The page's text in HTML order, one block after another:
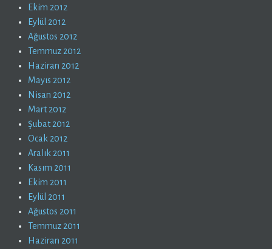
Ekim 2012
Eylül 2012
Ağustos 2012
Temmuz 2012
Haziran 2012
Mayıs 2012
Nisan 2012
Mart 2012
Şubat 2012
Ocak 2012
Aralık 2011
Kasım 2011
Ekim 2011
Eylül 2011
Ağustos 2011
Temmuz 2011
Haziran 2011